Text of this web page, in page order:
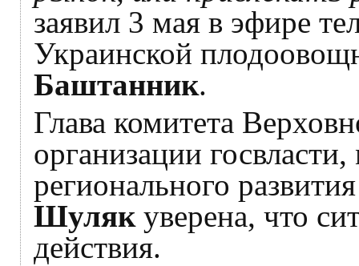
заявил 3 мая в эфире
Украинской
Баштанник.
Глава комитета
организации
регионального
Шуляк уверена, что
действия.